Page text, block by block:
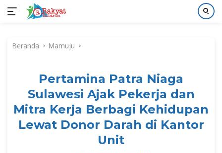
kontenBeranda Mamuju
Pertamina Patra Niaga
Sulawesi Ajak Pekerja dan
Mitra Kerja Berbagi Kehidupan
Lewat Donor Darah di Kantor
Unit